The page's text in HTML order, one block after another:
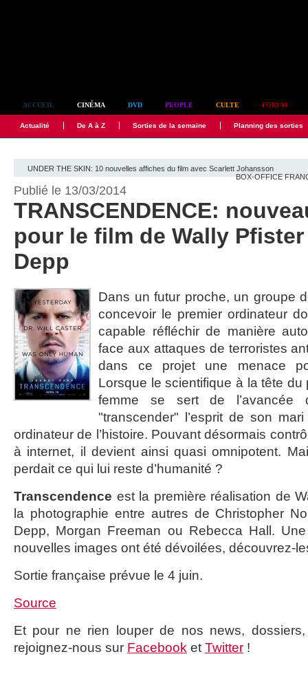
ACCUEIL CINÉMA DVD PEOPLE CULTE FORUM
Actualité De A à Z Sorties de la semaine Planning des sorties
UNDER THE SKIN: 10 nouvelles affiches du film avec Scarlett Johansson
BOX-OFFICE
Publié le 13/03/2014
TRANSCENDENCE:
pour le film de Wally
Depp
Dans un futur proche, un groupe
concevoir le premier ordinateur
capable réfléchir de manière
face aux attaques de terroristes
dans ce projet une menace
Lorsque le scientifique à la tête
femme se sert de l’avancée
"transcender" l’esprit de son
ordinateur de l’histoire. Pouvant désormais
à internet, il devient ainsi quasi omnipotent.
perdait ce qui lui reste d’humanité ?
Transcendence est la première réalisation de
la photographie entre autres de Christopher
Depp, Morgan Freeman ou Rebecca Hall.
nouvelles images ont été dévoilées, découvrez-
Sortie française prévue le 4 juin.
Source
Et pour ne rien louper de nos news,
rejoignez-nous sur Facebook et Twitter !